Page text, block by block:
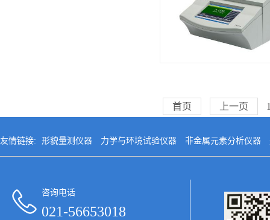
首页 上一页
友情链接: 形貌量测仪器 力学与环境试验仪器 非金属元素分析仪器
咨询电话
021-56653018